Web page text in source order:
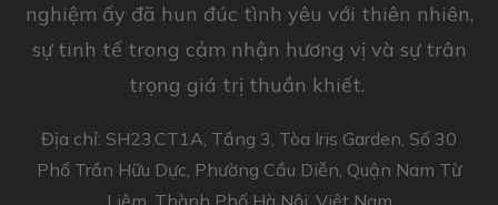
nghiệm ấy đã hun đúc tình yêu với thiên nhiên,
sự tinh tế trong cảm nhận hương vị và sự trân
trọng giá trị thuần khiết.
Địa chỉ: SH23.CT1A, Tầng 3, Tòa Iris Garden, Số 30
Phố Trần Hữu Dực, Phường Cầu Diễn, Quận Nam Từ
Liêm, Thành Phố Hà Nội, Việt Nam